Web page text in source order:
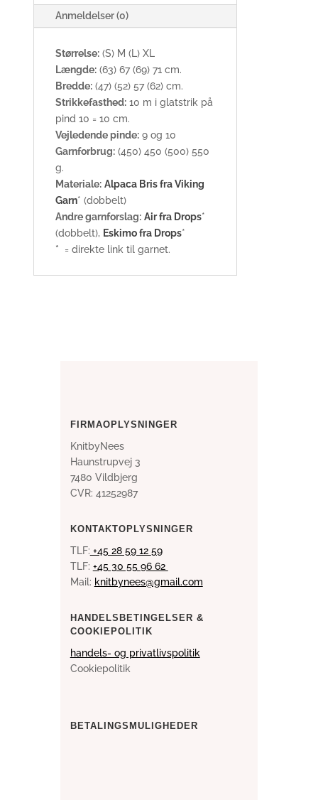
Anmeldelser (0)
Størrelse:(S) M (L) XL
Længde:(63) 67 (69) 71 cm.
Bredde:(47) (52) 57 (62) cm.
Strikkefasthed:10 m i glatstrik på
pind 10 = 10 cm.
Vejledende pinde:9 og 10
Garnforbrug:(450) 450 (500) 550
g.
Materiale: Alpaca Bris fra Viking
Garn* (dobbelt)
Andre garnforslag: Air fra Drops*
(dobbelt), Eskimo fra Drops*
* = direkte link til garnet.
FIRMAOPLYSNINGER
KnitbyNees
Haunstrupvej 3
7480 Vildbjerg
CVR: 41252987
KONTAKTOPLYSNINGER
TLF: +45 28 59 12 59
TLF: +45 30 55 96 62
Mail: knitbynees@gmail.com
HANDELSBETINGELSER &
COOKIEPOLITIK
handels- og privatlivspolitik
Cookiepolitik
BETALINGSMULIGHEDER